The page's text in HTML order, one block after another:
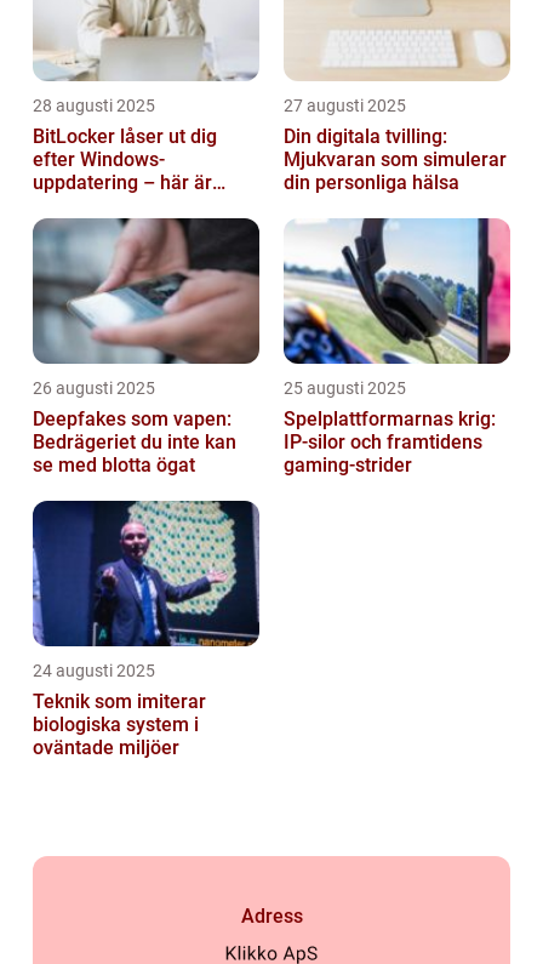
28 augusti 2025
BitLocker låser ut dig
efter Windows-
uppdatering – här är
27 augusti 2025
Din digitala tvilling:
Mjukvaran som simulerar
din personliga hälsa
26 augusti 2025
Deepfakes som vapen:
Bedrägeriet du inte kan
se med blotta ögat
25 augusti 2025
Spelplattformarnas krig:
IP‑silor och framtidens
gaming‑strider
24 augusti 2025
Teknik som imiterar
biologiska system i
oväntade miljöer
Adress